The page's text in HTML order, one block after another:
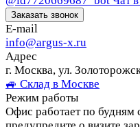
Заказать звонок
E-mail
info@argus-x.ru
Адрес
г. Москва, ул.
🚙 Склад в Москве
Режим работы
Офис работает по